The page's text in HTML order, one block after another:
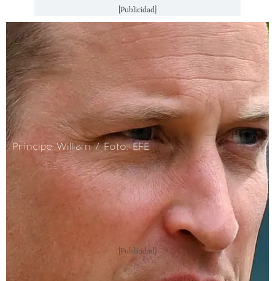
[Publicidad]
Príncipe William / Foto: EFE
[Publicidad]